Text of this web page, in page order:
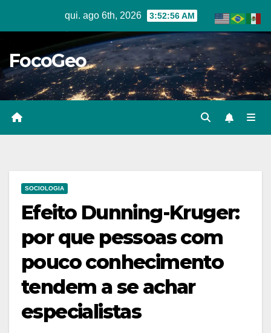
qui. ago 6th, 2026 3:52:57 AM
FocoGeo
SOCIOLOGIA
Efeito Dunning-Kruger:
por que pessoas com
pouco conhecimento
tendem a se achar
especialistas